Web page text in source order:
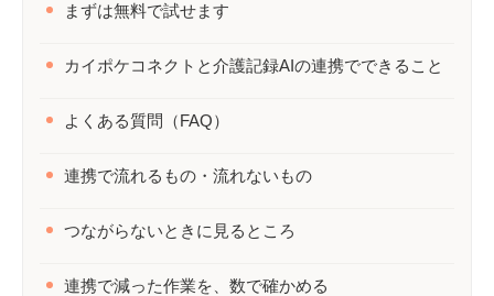
まずは無料で試せます
カイポケコネクトと介護記録AIの連携でできること
よくある質問（FAQ）
連携で流れるもの・流れないもの
つながらないときに見るところ
連携で減った作業を、数で確かめる